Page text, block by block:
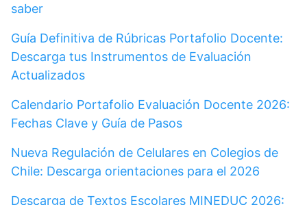
saber
Guía Definitiva de Rúbricas Portafolio Docente:
Descarga tus Instrumentos de Evaluación
Actualizados
Calendario Portafolio Evaluación Docente 2026:
Fechas Clave y Guía de Pasos
Nueva Regulación de Celulares en Colegios de
Chile: Descarga orientaciones para el 2026
Descarga de Textos Escolares MINEDUC 2026: